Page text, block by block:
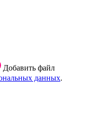
Добавить файл
данных.